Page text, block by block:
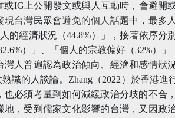
IG上公開發文或與人互動時，會避開
台灣民眾會避免的個人話題中，最多
的經濟狀況（44.8%）」，接著依序分
）」、「個人的宗教偏好（32%）」
人普遍認為政治傾向、經濟和感情狀
識的人談論。Zhang（2022）於香港進
必須考量到如何減緩政治分歧的不合
，受到儒家文化影響的台灣，又因政